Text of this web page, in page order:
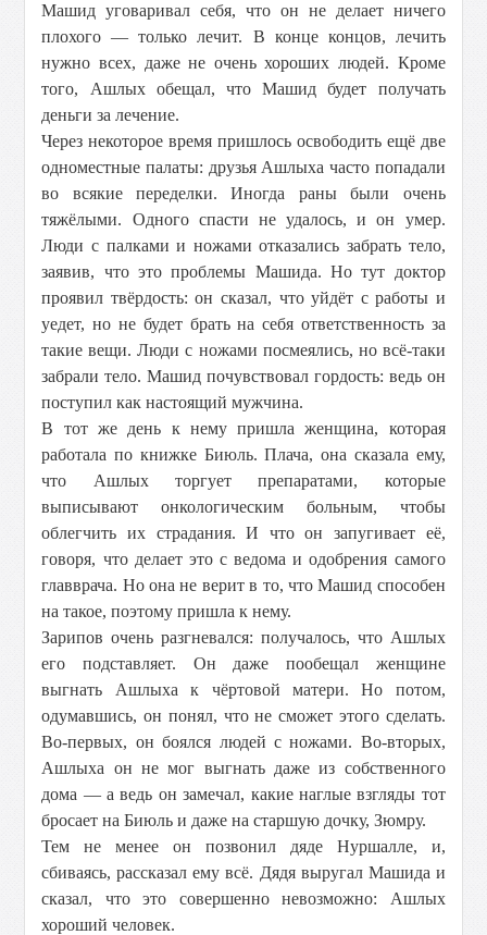
Машид уговаривал себя, что он не делает ничего
плохого — только лечит. В конце концов, лечить
нужно всех, даже не очень хороших людей. Кроме
того, Ашлых обещал, что Машид будет получать
деньги за лечение.
Через некоторое время пришлось освободить ещё две
одноместные палаты: друзья Ашлыха часто попадали
во всякие переделки. Иногда раны были очень
тяжёлыми. Одного спасти не удалось, и он умер.
Люди с палками и ножами отказались забрать тело,
заявив, что это проблемы Машида. Но тут доктор
проявил твёрдость: он сказал, что уйдёт с работы и
уедет, но не будет брать на себя ответственность за
такие вещи. Люди с ножами посмеялись, но всё-таки
забрали тело. Машид почувствовал гордость: ведь он
поступил как настоящий мужчина.
В тот же день к нему пришла женщина, которая
работала по книжке Биюль. Плача, она сказала ему,
что Ашлых торгует препаратами, которые
выписывают онкологическим больным, чтобы
облегчить их страдания. И что он запугивает её,
говоря, что делает это с ведома и одобрения самого
главврача. Но она не верит в то, что Машид способен
на такое, поэтому пришла к нему.
Зарипов очень разгневался: получалось, что Ашлых
его подставляет. Он даже пообещал женщине
выгнать Ашлыха к чёртовой матери. Но потом,
одумавшись, он понял, что не сможет этого сделать.
Во-первых, он боялся людей с ножами. Во-вторых,
Ашлыха он не мог выгнать даже из собственного
дома — а ведь он замечал, какие наглые взгляды тот
бросает на Биюль и даже на старшую дочку, Зюмру.
Тем не менее он позвонил дяде Нуршалле, и,
сбиваясь, рассказал ему всё. Дядя выругал Машида и
сказал, что это совершенно невозможно: Ашлых
хороший человек.